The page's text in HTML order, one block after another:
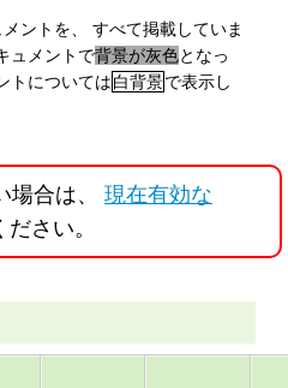
ントを、 すべて掲載していま
ュメントで背景が灰色となっ
トについては白背景で表示し
場合は、 現在有効な
さい。